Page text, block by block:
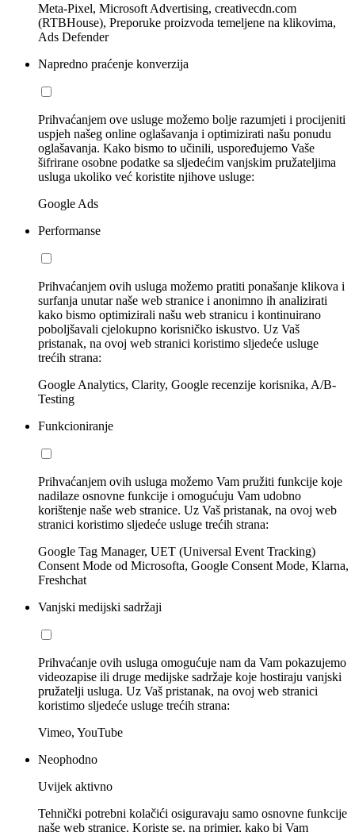
Meta-Pixel, Microsoft Advertising, creativecdn.com
(RTBHouse), Preporuke proizvoda temeljene na klikovima,
Ads Defender
Napredno praćenje konverzija
Prihvaćanjem ove usluge možemo bolje razumjeti i procijeniti
uspjeh našeg online oglašavanja i optimizirati našu ponudu
oglašavanja. Kako bismo to učinili, uspoređujemo Vaše
šifrirane osobne podatke sa sljedećim vanjskim pružateljima
usluga ukoliko već koristite njihove usluge:
Google Ads
Performanse
Prihvaćanjem ovih usluga možemo pratiti ponašanje klikova i
surfanja unutar naše web stranice i anonimno ih analizirati
kako bismo optimizirali našu web stranicu i kontinuirano
poboljšavali cjelokupno korisničko iskustvo. Uz Vaš
pristanak, na ovoj web stranici koristimo sljedeće usluge
trećih strana:
Google Analytics, Clarity, Google recenzije korisnika, A/B-
Testing
Funkcioniranje
Prihvaćanjem ovih usluga možemo Vam pružiti funkcije koje
nadilaze osnovne funkcije i omogućuju Vam udobno
korištenje naše web stranice. Uz Vaš pristanak, na ovoj web
stranici koristimo sljedeće usluge trećih strana:
Google Tag Manager, UET (Universal Event Tracking)
Consent Mode od Microsofta, Google Consent Mode, Klarna,
Freshchat
Vanjski medijski sadržaji
Prihvaćanje ovih usluga omogućuje nam da Vam pokazujemo
videozapise ili druge medijske sadržaje koje hostiraju vanjski
pružatelji usluga. Uz Vaš pristanak, na ovoj web stranici
koristimo sljedeće usluge trećih strana:
Vimeo, YouTube
Neophodno
Uvijek aktivno
Tehnički potrebni kolačići osiguravaju samo osnovne funkcije
naše web stranice. Koriste se, na primjer, kako bi Vam